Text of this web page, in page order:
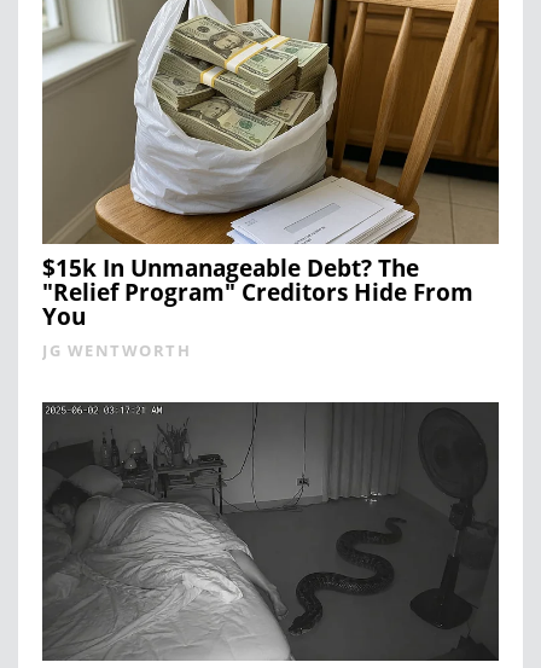
$15k In Unmanageable Debt? The
"Relief Program" Creditors Hide From
You
JG WENTWORTH